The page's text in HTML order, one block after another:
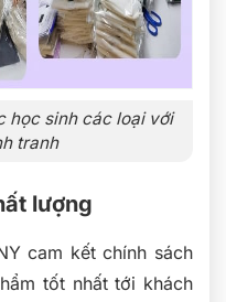
học sinh các loại với
tranh
lượng
cam kết chính sách
tốt nhất tới khách